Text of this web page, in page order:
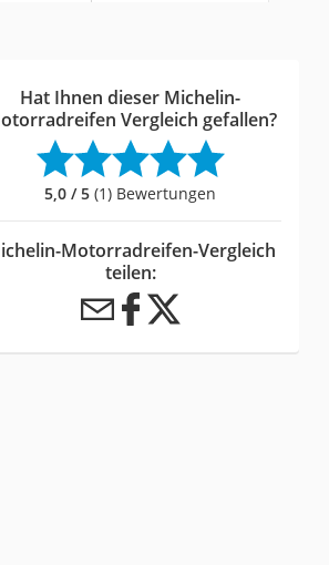
Hat Ihnen dieser Michelin-
Vergleich gefallen?
5,0 / 5 (1) Bewertungen
Motorradreifen-Vergleich
teilen: